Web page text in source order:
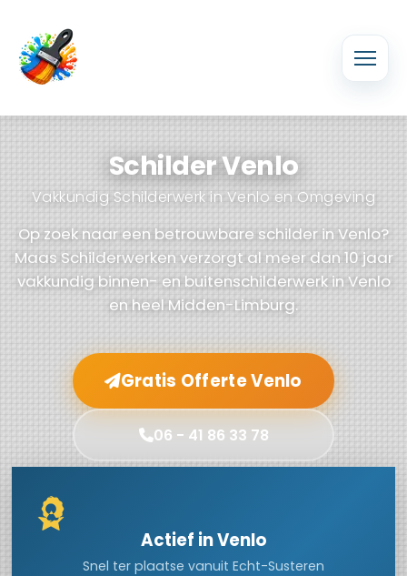
Schilder Venlo
Vakkundig Schilderwerk in Venlo en Omgeving
Op zoek naar een betrouwbare schilder in Venlo?
Maas Schilderwerken verzorgt al meer dan 10 jaar
vakkundig binnen- en buitenschilderwerk in Venlo
en heel Midden-Limburg.
Gratis Offerte Venlo
06 - 41 86 33 78
Actief in Venlo
Snel ter plaatse vanuit Echt-Susteren